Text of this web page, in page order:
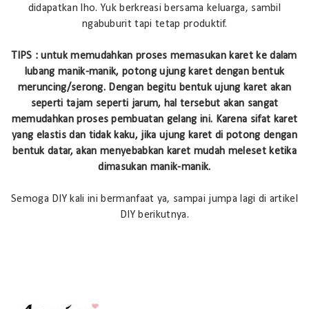
didapatkan lho. Yuk berkreasi bersama keluarga, sambil
ngabuburit tapi tetap produktif.
TIPS : untuk memudahkan proses memasukan karet ke dalam
lubang manik-manik, potong ujung karet dengan bentuk
meruncing/serong. Dengan begitu bentuk ujung karet akan
seperti tajam seperti jarum, hal tersebut akan sangat
memudahkan proses pembuatan gelang ini. Karena sifat karet
yang elastis dan tidak kaku, jika ujung karet di potong dengan
bentuk datar, akan menyebabkan karet mudah meleset ketika
dimasukan manik-manik.
Semoga DIY kali ini bermanfaat ya, sampai jumpa lagi di artikel
DIY berikutnya.